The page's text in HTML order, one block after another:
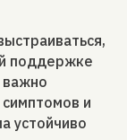
поддержке
важно
и
устойчиво